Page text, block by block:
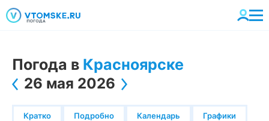
Погода в Красноярске
26 мая 2026
Кратко Подробно Календарь Графики